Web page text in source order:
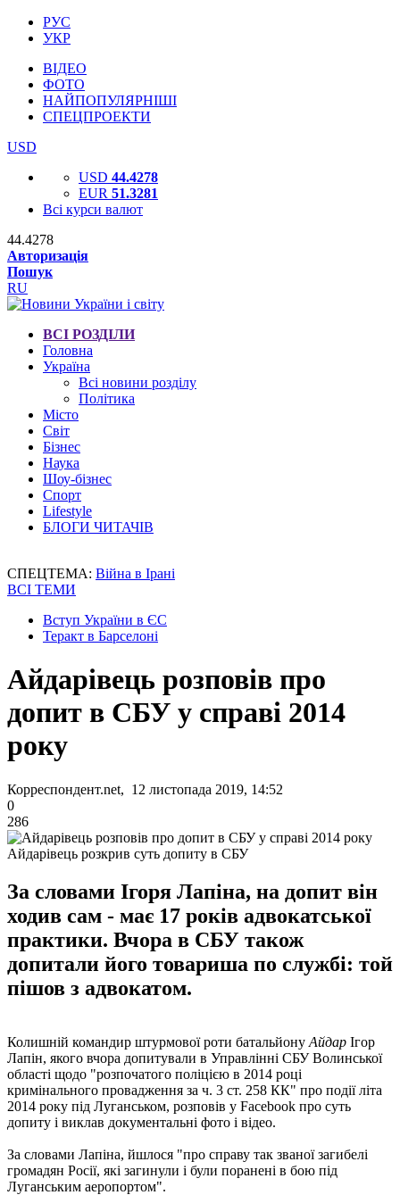
РУС
УКР
ВІДЕО
ФОТО
НАЙПОПУЛЯРНІШІ
СПЕЦПРОЕКТИ
USD
USD 44.4278
EUR 51.3281
Всі курси валют
44.4278
Авторизація
Пошук
RU
ВСІ РОЗДІЛИ
Головна
Україна
Всі новини розділу
Політика
Місто
Світ
Бізнес
Наука
Шоу-бізнес
Спорт
Lifestyle
БЛОГИ ЧИТАЧІВ
СПЕЦТЕМА: Війна в Ірані
ВСІ ТЕМИ
Вступ України в ЄС
Теракт в Барселоні
Айдарівець розповів про
допит в СБУ у справі 2014
року
Корреспондент.net, 12 листопада 2019, 14:52
0
286
Айдарівець розкрив суть допиту в СБУ
За словами Ігоря Лапіна, на допит він
ходив сам - має 17 років адвокатської
практики. Вчора в СБУ також
допитали його товариша по службі: той
пішов з адвокатом.
Колишній командир штурмової роти батальйону Айдар Ігор
Лапін, якого вчора допитували в Управлінні СБУ Волинської
області щодо "розпочатого поліцією в 2014 році
кримінального провадження за ч. 3 ст. 258 КК" про події літа
2014 року під Луганськом, розповів у Facebook про суть
допиту і виклав документальні фото і відео.
За словами Лапіна, йшлося "про справу так званої загибелі
громадян Росії, які загинули і були поранені в бою під
Луганським аеропортом".